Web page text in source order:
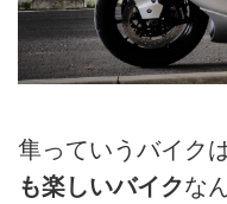
隼っていうバイク
も楽しいバイクな